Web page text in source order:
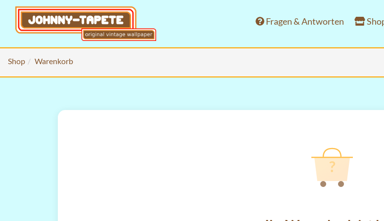
Fragen & Antworten
Shop Warenkorb
?